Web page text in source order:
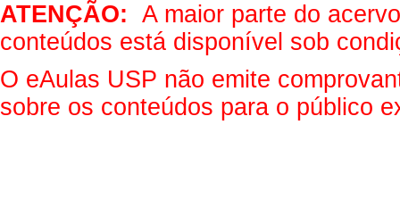
ATENÇÃO: A maior parte do
conteúdos está disponível sob
O eAulas USP não emite
sobre os conteúdos para o público